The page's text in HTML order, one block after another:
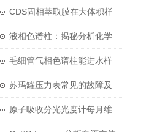
养的技巧你知道吗？
CDS固相萃取膜在大体积样
品前处理中的技术应用
液相色谱柱：揭秘分析化学
中的“神奇工具”
毛细管气相色谱柱能进水样
吗？
苏玛罐压力表常见的故障及
原因分析
原子吸收分光光度计每月维